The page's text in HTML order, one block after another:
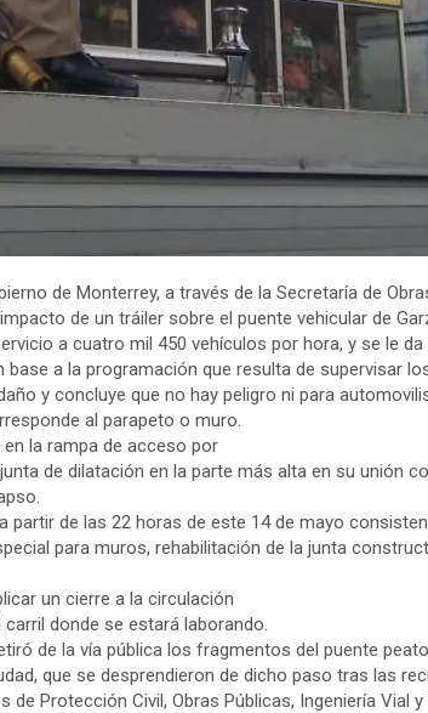
de Monterrey, a través de la Secretaría de
de un tráiler sobre el puente vehicular de
a cuatro mil 450 vehículos por hora, y se le
a la programación que resulta de supervisar
y concluye que no hay peligro ni para
al parapeto o muro.
la rampa de acceso por
de dilatación en la parte más alta en su unión
partir de las 22 horas de este 14 de mayo
para muros, rehabilitación de la junta
un cierre a la circulación
donde se estará laborando.
de la vía pública los fragmentos del puente
que se desprendieron de dicho paso tras las
Protección Civil, Obras Públicas, Ingeniería Vial